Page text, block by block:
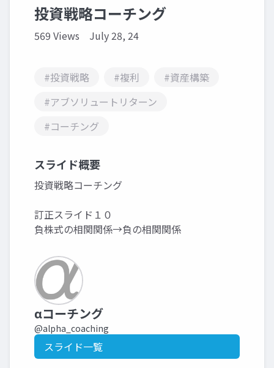
投資戦略コーチング
569 Views July 28, 24
#投資戦略 #複利
#資産構築
#アブソリュートリターン
#コーチング
スライド概要
投資戦略コーチング
訂正スライド１０
負株式の相関関係→負の相関関係
αコーチング
@alpha_coaching
スライド一覧